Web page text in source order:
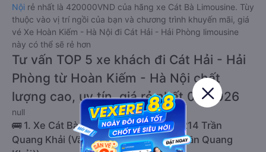
Nội rẻ nhất là 420000VND của hãng xe Cát Bà Limousine. Tùy
thuộc vào vị trí ngồi của bạn và chương trình khuyến mãi, giá
vé Xe Hoàn Kiếm - Hà Nội đi Cát Hải - Hải Phòng limousine
này có thể sẽ rẻ hơn
Tư vấn TOP 5 xe khách đi Cát Hải - Hải
Phòng từ Hoàn Kiếm - Hà Nội chất
lượng cao, uy tín, giá rẻ nhất 08/2026
null
🚌 1. Xe Cát Bà Express khởi hành tại 214 Trần
Quang Khải (Văn phòng Hà Nội (214 Trần Quang